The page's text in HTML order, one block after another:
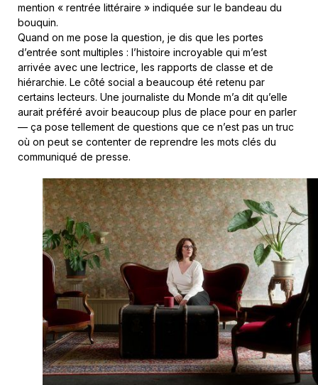
mention « rentrée littéraire » indiquée sur le bandeau du
bouquin.
Quand on me pose la question, je dis que les portes
d’entrée sont multiples : l’histoire incroyable qui m’est
arrivée avec une lectrice, les rapports de classe et de
hiérarchie. Le côté social a beaucoup été retenu par
certains lecteurs. Une journaliste du Monde m’a dit qu’elle
aurait préféré avoir beaucoup plus de place pour en parler
— ça pose tellement de questions que ce n’est pas un truc
où on peut se contenter de reprendre les mots clés du
communiqué de presse.